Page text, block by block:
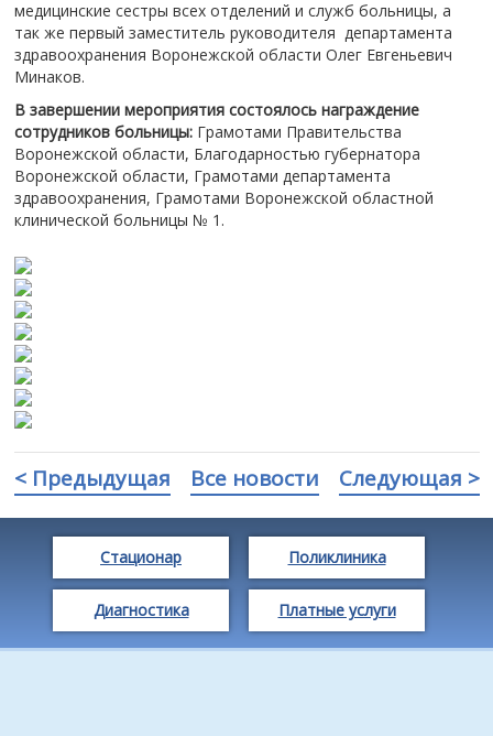
медицинские сестры всех отделений и служб больницы, а
так же первый заместитель руководителя департамента
здравоохранения Воронежской области Олег Евгеньевич
Минаков.
В завершении мероприятия состоялось награждение
сотрудников больницы:Грамотами Правительства
Воронежской области, Благодарностью губернатора
Воронежской области, Грамотами департамента
здравоохранения, Грамотами Воронежской областной
клинической больницы № 1.
< Предыдущая Все новости Следующая >
Стационар Поликлиника
Диагностика Платные услуги